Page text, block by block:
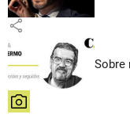
share
Sobre
share